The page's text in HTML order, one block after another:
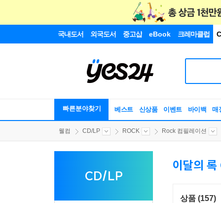
국내도서 외국도서 중고샵 eBook 크레마클럽
빠른분야찾기 베스트 신상품 이벤트 바이백 매
웰컴 CD/LP ROCK Rock 컴필레이션
CD/LP
이달의
상품 (157)